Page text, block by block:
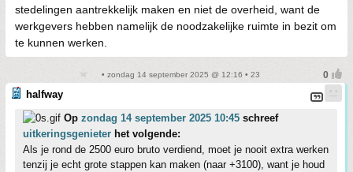
stedelingen aantrekkelijk maken en niet de overheid, want de
werkgevers hebben namelijk de noodzakelijke ruimte in bezit om
te kunnen werken.
• zondag 14 september 2025 @ 12:16 • 23
halfway
Op zondag 14 september 2025 10:45 schreef
uitkeringsgenieter het volgende:
Als je rond de 2500 euro bruto verdiend, moet je nooit extra werken
tenzij je echt grote stappen kan maken (naar +3100), want je houd